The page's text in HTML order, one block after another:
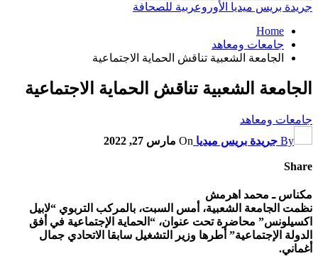
جريدة بريس ميديا الأوروعربية للصحافة
Home
جامعات ومعاهد
الجامعة الشعبية تناقش الحماية الاجتماعية
الجامعة الشعبية تناقش الحماية الاجتماعية
جامعات ومعاهد
By جريدة بريس ميديا On مارس 27, 2022
Share
مكناس ـ محمد اهرمش
نظمت الجامعة الشعبية، أمس السبت، بالمركب التربوي “لابيل
اكسيلونس” محاضرة تحت عنوان، “الحماية الإجتماعية في أفق
الدولة الإجتماعية” أطرها وزير التشغيل سابقا الاتحادي جمال
أغماني.